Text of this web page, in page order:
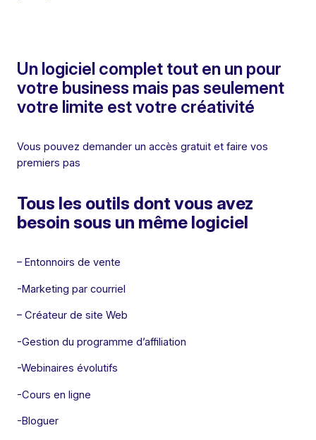
Un logiciel complet tout en un pour
votre business mais pas seulement
votre limite est votre créativité
Vous pouvez demander un accès gratuit et faire vos
premiers pas
Tous les outils dont vous avez
besoin sous un même logiciel
– Entonnoirs de vente
-Marketing par courriel
– Créateur de site Web
-Gestion du programme d’affiliation
-Webinaires évolutifs
-Cours en ligne
-Bloguer